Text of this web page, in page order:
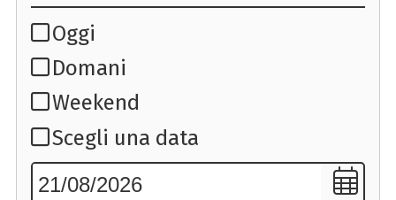
Oggi
Domani
Weekend
Scegli una data